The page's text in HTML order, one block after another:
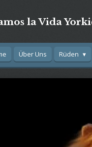
la Vida
Über Uns Rüden